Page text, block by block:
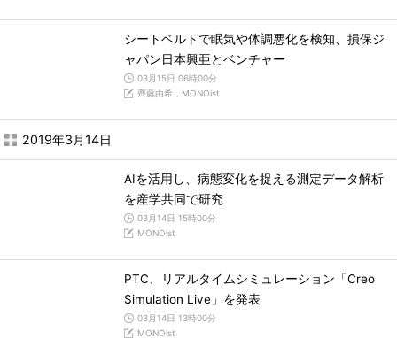
シートベルトで眠気や体調悪化を検知、損保ジ
ャパン日本興亜とベンチャー
03月15日 06時00分
齊藤由希，MONOist
2019年3月14日
AIを活用し、病態変化を捉える測定データ解析
を産学共同で研究
03月14日 15時00分
MONOist
PTC、リアルタイムシミュレーション「Creo
Simulation Live」を発表
03月14日 13時00分
MONOist